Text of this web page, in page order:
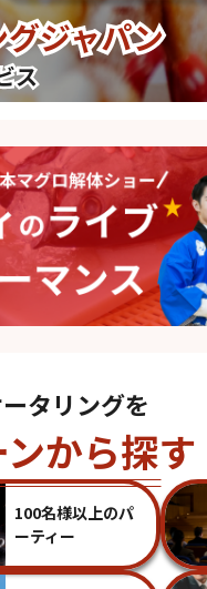
ジャパン
ス
タリングを
から探す
100名様以上のパ
ーティー